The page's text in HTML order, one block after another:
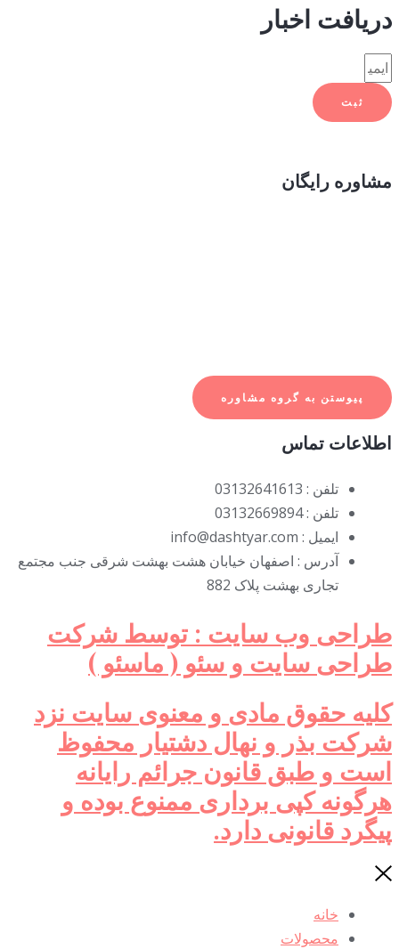
دریافت اخبار
ثبت
مشاوره رایگان
پیوستن به گروه مشاوره
اطلاعات تماس
تلفن : 03132641613
تلفن : 03132669894
ایمیل : info@dashtyar.com
آدرس : اصفهان خیابان هشت بهشت شرقی جنب مجتمع
تجاری بهشت پلاک 882
طراحی وب سایت : توسط شرکت
طراحی سایت و سئو ( ماسئو )
کلیه حقوق مادی و معنوی سایت نزد
شرکت بذر و نهال دشتیار محفوظ
است و طبق قانون جرائم رایانه
هرگونه کپی برداری ممنوع بوده و
پیگرد قانونی دارد.
خانه
محصولات